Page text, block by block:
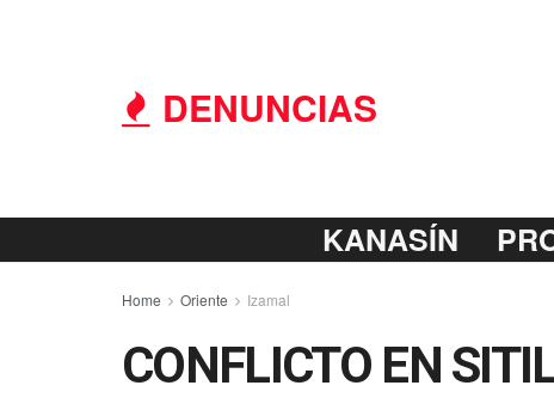
DENUNCIAS
KANASÍN
Home Oriente Izamal
CONFLICTO EN